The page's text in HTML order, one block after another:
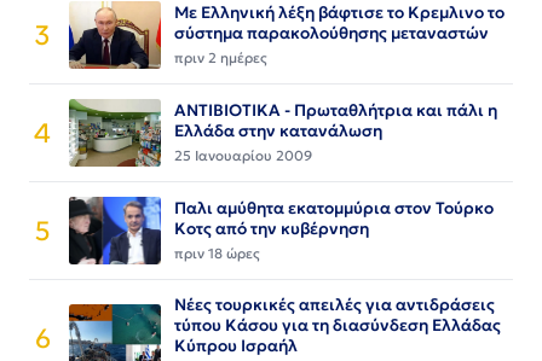
3
Με Ελληνική λέξη βάφτισε το Κρεμλινο το
σύστημα παρακολούθησης μεταναστών
πριν 2 ημέρες
4
ΑΝΤΙΒΙΟΤΙΚΑ - Πρωταθλήτρια και πάλι η
Ελλάδα στην κατανάλωση
25 Ιανουαρίου 2009
5
Παλι αμύθητα εκατομμύρια στον Τούρκο
Κοτς από την κυβέρνηση
πριν 18 ώρες
6
Νέες τουρκικές απειλές για αντιδράσεις
τύπου Κάσου για τη διασύνδεση Ελλάδας
Κύπρου Ισραήλ